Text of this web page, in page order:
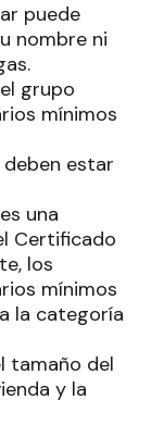
puede
nombre ni
grupo
mínimos
estar
una
Certificado
los
mínimos
la categoría
tamaño del
y la